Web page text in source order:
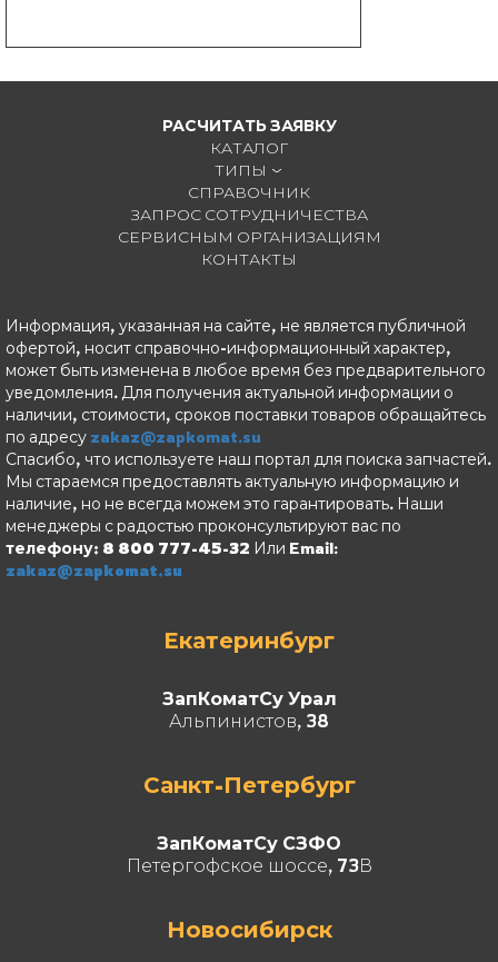
РАСЧИТАТЬ ЗАЯВКУ
КАТАЛОГ
ТИПЫ
СПРАВОЧНИК
ЗАПРОС СОТРУДНИЧЕСТВА
СЕРВИСНЫМ ОРГАНИЗАЦИЯМ
КОНТАКТЫ
Информация, указанная на сайте, не является публичной
офертой, носит справочно-информационный характер,
может быть изменена в любое время без предварительного
уведомления. Для получения актуальной информации о
наличии, стоимости, сроков поставки товаров обращайтесь
по адресу zakaz@zapkomat.su
Спасибо, что используете наш портал для поиска запчастей.
Мы стараемся предоставлять актуальную информацию и
наличие, но не всегда можем это гарантировать. Наши
менеджеры с радостью проконсультируют вас по
телефону: 8 800 777-45-32 Или Email:
zakaz@zapkomat.su
Екатеринбург
ЗапКоматСу Урал
Альпинистов, 38
Санкт-Петербург
ЗапКоматСу СЗФО
Петергофское шоссе, 73В
Новосибирск